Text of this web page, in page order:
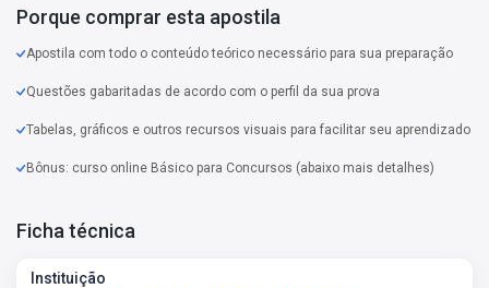
Porque comprar esta apostila
Apostila com todo o conteúdo teórico necessário para sua preparação
Questões gabaritadas de acordo com o perfil da sua prova
Tabelas, gráficos e outros recursos visuais para facilitar seu aprendizado
Bônus: curso online Básico para Concursos (abaixo mais detalhes)
Ficha técnica
Instituição